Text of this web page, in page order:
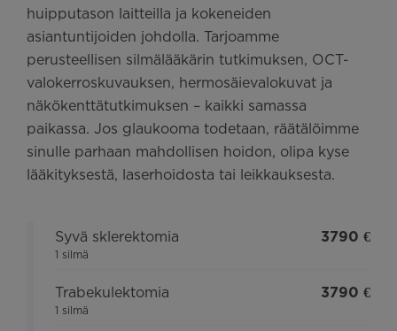
huipputason laitteilla ja kokeneiden
asiantuntijoiden johdolla. Tarjoamme
perusteellisen silmälääkärin tutkimuksen, OCT-
valokerroskuvauksen, hermosäievalokuvat ja
näkökenttätutkimuksen – kaikki samassa
paikassa. Jos glaukooma todetaan, räätälöimme
sinulle parhaan mahdollisen hoidon, olipa kyse
lääkityksestä, laserhoidosta tai leikkauksesta.
Syvä sklerektomia
1 silmä
3790 €
Trabekulektomia
1 silmä
3790 €